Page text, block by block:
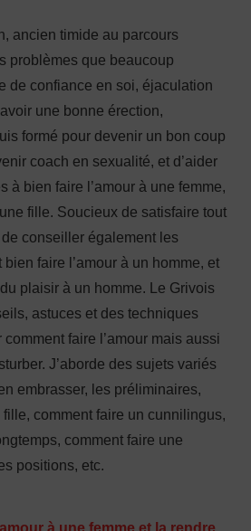
ancien timide au parcours
problèmes que beaucoup
de confiance en soi, éjaculation
une bonne érection,
formé pour devenir un bon coup
coach en sexualité, et d’aider
à bien faire l’amour à une femme,
fille. Soucieux de satisfaire tout
de conseiller également les
faire l’amour à un homme, et
plaisir à un homme. Le Grivois
astuces et des techniques
faire l’amour mais aussi
J’aborde des sujets variés
embrasser, les préliminaires,
comment faire un cunnilingus,
comment faire une
positions, etc.
à une femme et la rendre